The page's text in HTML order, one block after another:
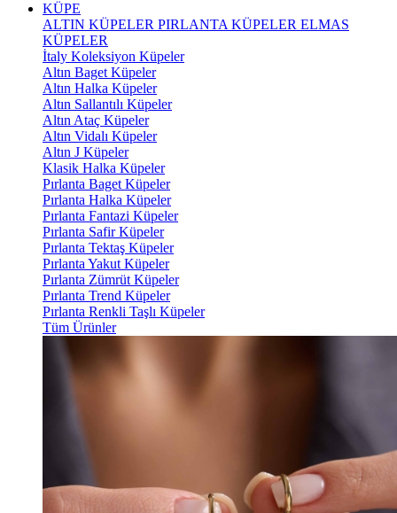
KÜPE
ALTIN KÜPELER PIRLANTA KÜPELER ELMAS
KÜPELER
İtaly Koleksiyon Küpeler
Altın Baget Küpeler
Altın Halka Küpeler
Altın Sallantılı Küpeler
Altın Ataç Küpeler
Altın Vidalı Küpeler
Altın J Küpeler
Klasik Halka Küpeler
Pırlanta Baget Küpeler
Pırlanta Halka Küpeler
Pırlanta Fantazi Küpeler
Pırlanta Safir Küpeler
Pırlanta Tektaş Küpeler
Pırlanta Yakut Küpeler
Pırlanta Zümrüt Küpeler
Pırlanta Trend Küpeler
Pırlanta Renkli Taşlı Küpeler
Tüm Ürünler